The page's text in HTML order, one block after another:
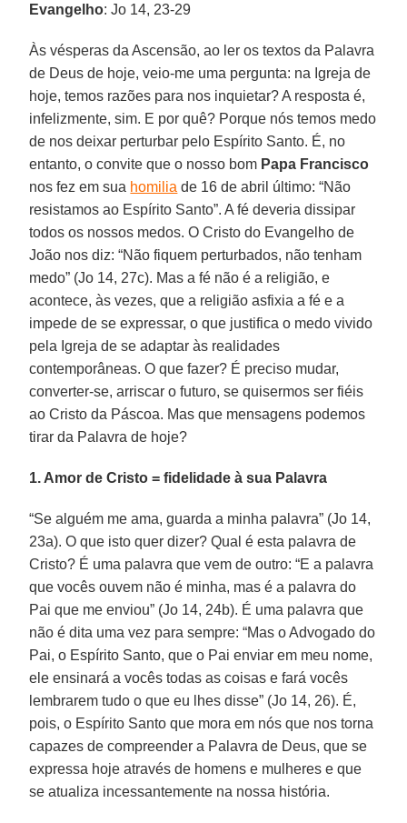
Evangelho: Jo 14, 23-29
Às vésperas da Ascensão, ao ler os textos da Palavra
de Deus de hoje, veio-me uma pergunta: na Igreja de
hoje, temos razões para nos inquietar? A resposta é,
infelizmente, sim. E por quê? Porque nós temos medo
de nos deixar perturbar pelo Espírito Santo. É, no
entanto, o convite que o nosso bom Papa Francisco
nos fez em sua homilia de 16 de abril último: “Não
resistamos ao Espírito Santo”. A fé deveria dissipar
todos os nossos medos. O Cristo do Evangelho de
João nos diz: “Não fiquem perturbados, não tenham
medo” (Jo 14, 27c). Mas a fé não é a religião, e
acontece, às vezes, que a religião asfixia a fé e a
impede de se expressar, o que justifica o medo vivido
pela Igreja de se adaptar às realidades
contemporâneas. O que fazer? É preciso mudar,
converter-se, arriscar o futuro, se quisermos ser fiéis
ao Cristo da Páscoa. Mas que mensagens podemos
tirar da Palavra de hoje?
1. Amor de Cristo = fidelidade à sua Palavra
“Se alguém me ama, guarda a minha palavra” (Jo 14,
23a). O que isto quer dizer? Qual é esta palavra de
Cristo? É uma palavra que vem de outro: “E a palavra
que vocês ouvem não é minha, mas é a palavra do
Pai que me enviou” (Jo 14, 24b). É uma palavra que
não é dita uma vez para sempre: “Mas o Advogado do
Pai, o Espírito Santo, que o Pai enviar em meu nome,
ele ensinará a vocês todas as coisas e fará vocês
lembrarem tudo o que eu lhes disse” (Jo 14, 26). É,
pois, o Espírito Santo que mora em nós que nos torna
capazes de compreender a Palavra de Deus, que se
expressa hoje através de homens e mulheres e que
se atualiza incessantemente na nossa história.